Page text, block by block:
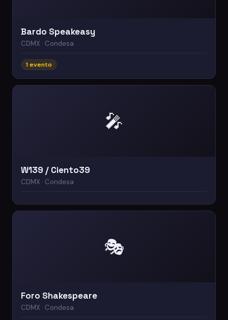
Bardo Speakeasy
CDMX · Condesa
1 evento
🎤
W139 / Ciento39
CDMX · Condesa
🎭
Foro Shakespeare
CDMX · Condesa